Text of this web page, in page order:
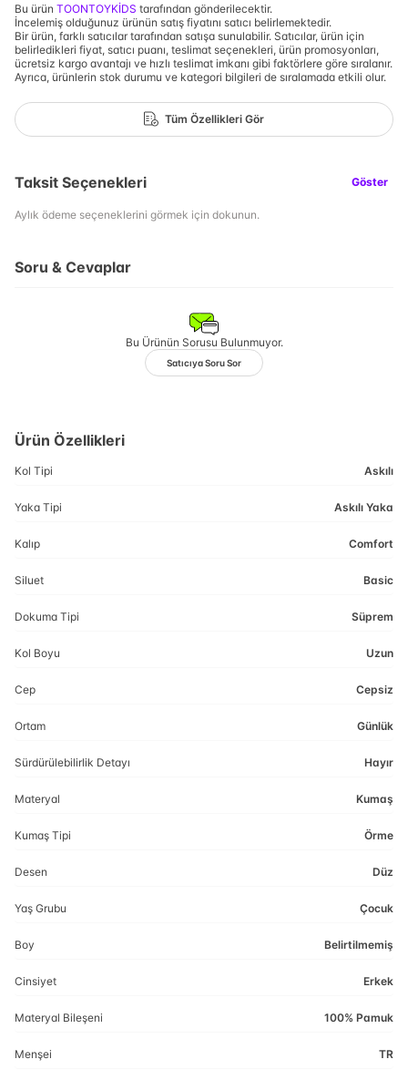
Bu ürün TOONTOYKİDS tarafından gönderilecektir.
İncelemiş olduğunuz ürünün satış fiyatını satıcı belirlemektedir.
Bir ürün, farklı satıcılar tarafından satışa sunulabilir. Satıcılar, ürün için
belirledikleri fiyat, satıcı puanı, teslimat seçenekleri, ürün promosyonları,
ücretsiz kargo avantajı ve hızlı teslimat imkanı gibi faktörlere göre sıralanır.
Ayrıca, ürünlerin stok durumu ve kategori bilgileri de sıralamada etkili olur.
Tüm Özellikleri Gör
Taksit Seçenekleri Göster
Aylık ödeme seçeneklerini görmek için dokunun.
Soru & Cevaplar
Bu Ürünün Sorusu Bulunmuyor.
Satıcıya Soru Sor
Ürün Özellikleri
Kol Tipi Askılı
Yaka Tipi Askılı Yaka
Kalıp Comfort
Siluet Basic
Dokuma Tipi Süprem
Kol Boyu Uzun
Cep Cepsiz
Ortam Günlük
Sürdürülebilirlik Detayı Hayır
Materyal Kumaş
Kumaş Tipi Örme
Desen Düz
Yaş Grubu Çocuk
Boy Belirtilmemiş
Cinsiyet Erkek
Materyal Bileşeni 100% Pamuk
Menşei TR